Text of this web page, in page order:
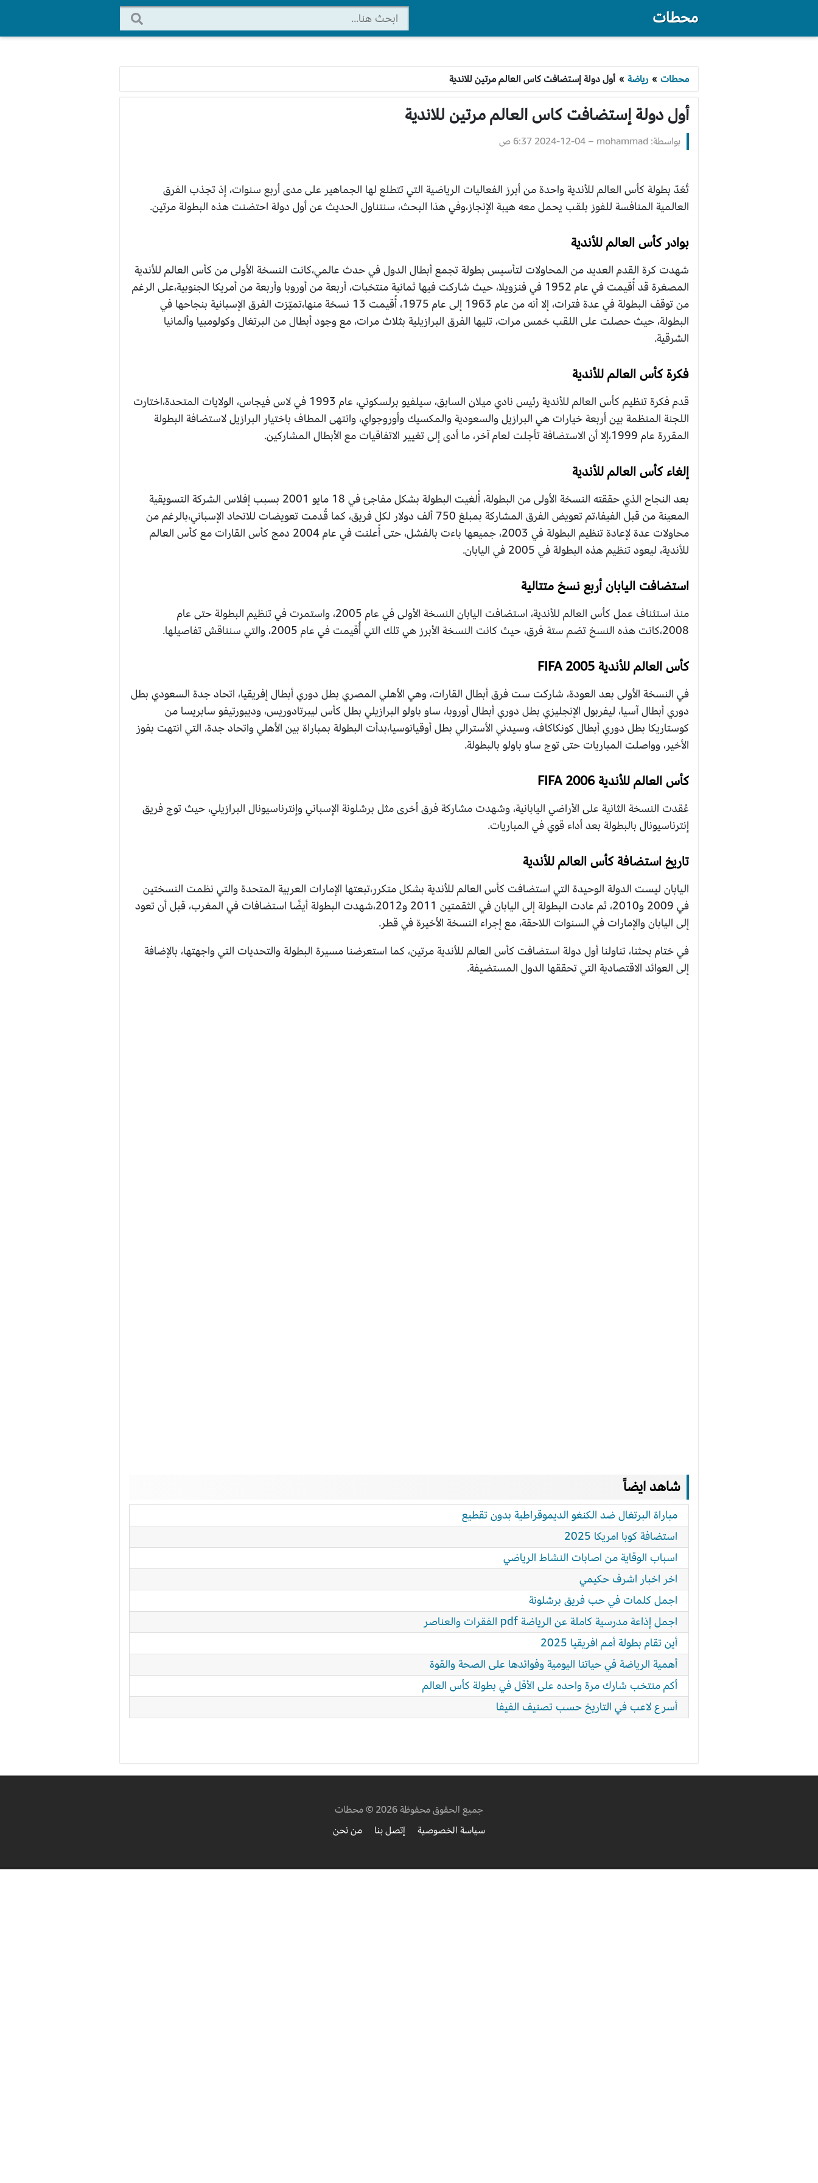
محطات
محطات » رياضة » أول دولة إستضافت كاس العالم مرتين للاندية
أول دولة إستضافت كاس العالم مرتين للاندية
بواسطة: mohammad – 2024-12-04 6:37 ص
تُعَدّ بطولة كأس العالم للأندية واحدة من أبرز الفعاليات الرياضية التي تتطلع لها الجماهير على مدى أربع سنوات، إذ تجذب الفرق
العالمية المنافسة للفوز بلقب يحمل معه هيبة الإنجاز،وفي هذا البحث، سنتناول الحديث عن أول دولة احتضنت هذه البطولة مرتين.
بوادر كأس العالم للأندية
شهدت كرة القدم العديد من المحاولات لتأسيس بطولة تجمع أبطال الدول في حدث عالمي،كانت النسخة الأولى من كأس العالم للأندية
المصغرة قد أُقيمت في عام 1952 في فنزويلا، حيث شاركت فيها ثمانية منتخبات، أربعة من أوروبا وأربعة من أمريكا الجنوبية،على الرغم
من توقف البطولة في عدة فترات، إلا أنه من عام 1963 إلى عام 1975، أُقيمت 13 نسخة منها،تميّزت الفرق الإسبانية بنجاحها في
البطولة، حيث حصلت على اللقب خمس مرات، تليها الفرق البرازيلية بثلاث مرات، مع وجود أبطال من البرتغال وكولومبيا وألمانيا
الشرقية.
فكرة كأس العالم للأندية
قدم فكرة تنظيم كأس العالم للأندية رئيس نادي ميلان السابق، سيلفيو برلسكوني، عام 1993 في لاس فيجاس، الولايات المتحدة،اختارت
اللجنة المنظمة بين أربعة خيارات هي البرازيل والسعودية والمكسيك وأوروجواي، وانتهى المطاف باختيار البرازيل لاستضافة البطولة
المقررة عام 1999،إلا أن الاستضافة تأجلت لعام آخر، ما أدى إلى تغيير الاتفاقيات مع الأبطال المشاركين.
إلغاء كأس العالم للأندية
بعد النجاح الذي حققته النسخة الأولى من البطولة، أُلغيت البطولة بشكل مفاجئ في 18 مايو 2001 بسبب إفلاس الشركة التسويقية
المعينة من قبل الفيفا،تم تعويض الفرق المشاركة بمبلغ 750 ألف دولار لكل فريق، كما قُدمت تعويضات للاتحاد الإسباني،بالرغم من
محاولات عدة لإعادة تنظيم البطولة في 2003، جميعها باءت بالفشل، حتى أُعلنت في عام 2004 دمج كأس القارات مع كأس العالم
للأندية، ليعود تنظيم هذه البطولة في 2005 في اليابان.
استضافت اليابان أربع نسخ متتالية
منذ استئناف عمل كأس العالم للأندية، استضافت اليابان النسخة الأولى في عام 2005، واستمرت في تنظيم البطولة حتى عام
2008،كانت هذه النسخ تضم ستة فرق، حيث كانت النسخة الأبرز هي تلك التي أُقيمت في عام 2005، والتي سنناقش تفاصيلها.
كأس العالم للأندية FIFA 2005
في النسخة الأولى بعد العودة، شاركت ست فرق أبطال القارات، وهي الأهلي المصري بطل دوري أبطال إفريقيا، اتحاد جدة السعودي بطل
دوري أبطال آسيا، ليفربول الإنجليزي بطل دوري أبطال أوروبا، ساو باولو البرازيلي بطل كأس ليبرتادوريس، وديبورتيفو سابريسا من
كوستاريكا بطل دوري أبطال كونكاكاف، وسيدني الأسترالي بطل أوقيانوسيا،بدأت البطولة بمباراة بين الأهلي واتحاد جدة، التي انتهت بفوز
الأخير، وواصلت المباريات حتى توج ساو باولو بالبطولة.
كأس العالم للأندية FIFA 2006
عُقدت النسخة الثانية على الأراضي اليابانية، وشهدت مشاركة فرق أخرى مثل برشلونة الإسباني وإنترناسيونال البرازيلي، حيث توج فريق
إنترناسيونال بالبطولة بعد أداء قوي في المباريات.
تاريخ استضافة كأس العالم للأندية
اليابان ليست الدولة الوحيدة التي استضافت كأس العالم للأندية بشكل متكرر،تبعتها الإمارات العربية المتحدة والتي نظمت النسختين
في 2009 و2010، ثم عادت البطولة إلى اليابان في الثقمتين 2011 و2012،شهدت البطولة أيضًا استضافات في المغرب، قبل أن تعود
إلى اليابان والإمارات في السنوات اللاحقة، مع إجراء النسخة الأخيرة في قطر.
في ختام بحثنا، تناولنا أول دولة استضافت كأس العالم للأندية مرتين، كما استعرضنا مسيرة البطولة والتحديات التي واجهتها، بالإضافة
إلى العوائد الاقتصادية التي تحققها الدول المستضيفة.
شاهد ايضاً
مباراة البرتغال ضد الكنغو الديموقراطية بدون تقطيع
استضافة كوبا امريكا 2025
اسباب الوقاية من اصابات النشاط الرياضي
اخر اخبار اشرف حكيمي
اجمل كلمات في حب فريق برشلونة
اجمل إذاعة مدرسية كاملة عن الرياضة pdf الفقرات والعناصر
أين تقام بطولة أمم افريقيا 2025
أهمية الرياضة في حياتنا اليومية وفوائدها على الصحة والقوة
أكم منتخب شارك مرة واحده على الأقل في بطولة كأس العالم
أسرع لاعب في التاريخ حسب تصنيف الفيفا
جميع الحقوق محفوظة 2026 © محطات
سياسة الخصوصية
إتصل بنا من نحن